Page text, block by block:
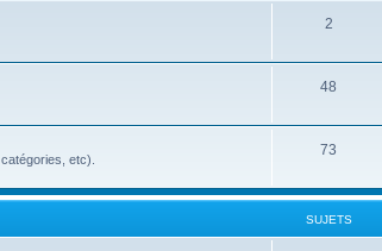
2
48
etc).
73
SUJETS